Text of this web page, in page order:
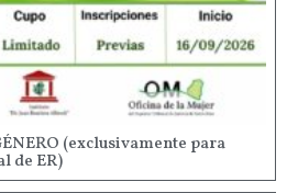
(exclusivamente para
de ER)